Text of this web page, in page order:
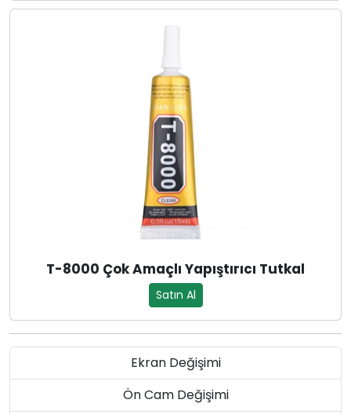
T-8000 Çok Amaçlı Yapıştırıcı Tutkal
Satın Al
Ekran Değişimi
Ön Cam Değişimi